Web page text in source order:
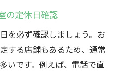
の定休日確認
を必ず確認しましょう。お
する店舗もあるため、通常
いです。例えば、電話で直